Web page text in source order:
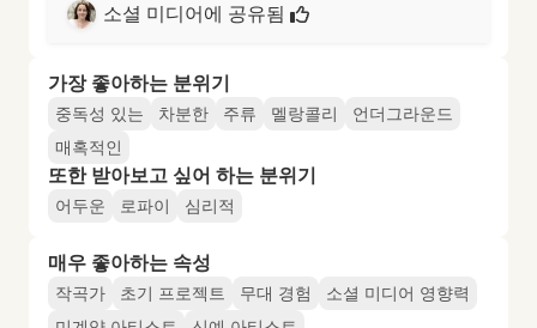
소셜 미디어에 공유됨
가장 좋아하는 분위기
중독성 있는 차분한 주류 멜랑콜리
언더그라운드
매혹적인
또한 받아보고 싶어 하는 분위기
어두운 로파이 심리적
매우 좋아하는 속성
작곡가 초기 프로젝트 무대 경험
소셜 미디어 영향력